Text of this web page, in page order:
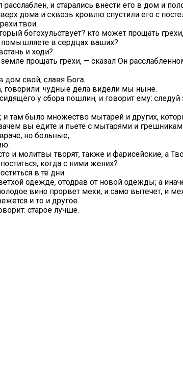
и старались внести его в дом и
дома и сквозь кровлю спустили его с
твои.
богохульствует? кто может прощать
в сердцах ваших?
и ходи?
прощать грехи, — сказал Он
дом свой, славя Бога.
говорили: чудные дела видели мы ныне.
у сбора пошлин, и говорит ему:
там было множество мытарей и других,
вы едите и пьете с мытарями и
но больные;
и молитвы творят, также и фарисейские, а
когда с ними жених?
в те дни.
одежде, отодрав от новой одежды; а
вино прорвет мехи, и само вытечет, и
и то и другое.
старое лучше.